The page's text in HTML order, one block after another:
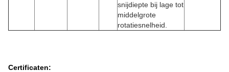
snijdiepte bij lage tot
middelgrote
rotatiesnelheid.
Certificaten: